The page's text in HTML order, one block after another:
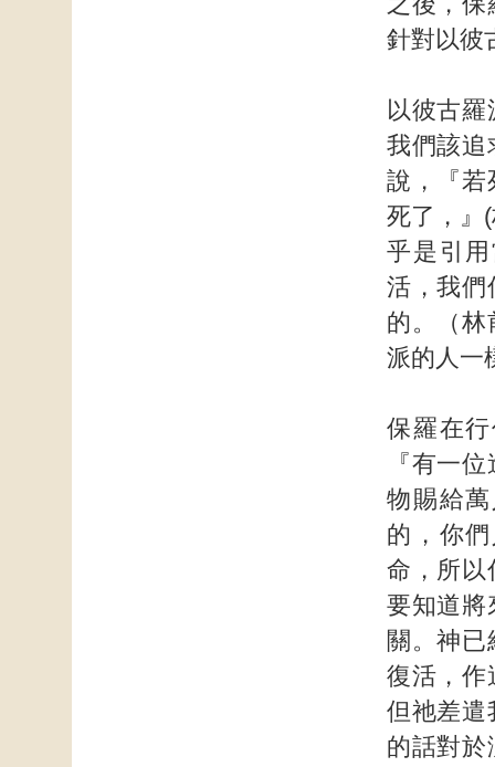
針對以彼
以彼古
我們該追
說，『若
死了，』
乎是引
活，我們
的。（林
派的人一
保羅在
『有一
物賜給
的，你
命，所以
要知道將
關。神
復活，作
但祂差遣
的話對於